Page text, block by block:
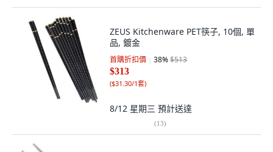
ZEUS Kitchenware PET筷子, 10個, 單
品, 鍍金
首購折扣價 38%$513
$313
($31.30/1套)
8/12 星期三 預計送達
(13)